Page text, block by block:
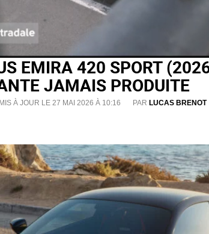
EMIRA 420 SPORT
JAMAIS PRODUITE
MIS À JOUR LE 27 MAI 2026 À 10:16 PAR LUCAS BRENOT